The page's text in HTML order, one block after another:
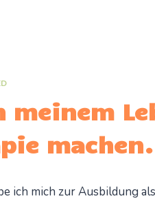
meinem
machen.
ich mich zur Ausbildung